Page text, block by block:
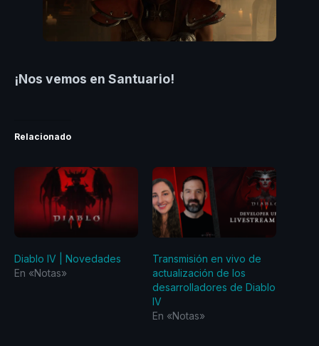
¡Nos vemos en Santuario!
Relacionado
Diablo IV | Novedades
En «Notas»
Transmisión en vivo de
actualización de los
desarrolladores de Diablo
IV
En «Notas»